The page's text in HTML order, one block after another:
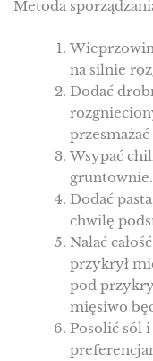
Metoda
na silnie
Dodać
Wsypać
gruntownie.
Dodać
chwilę
Nalać
przykrył
pod
mięsiwo
Posolić sól